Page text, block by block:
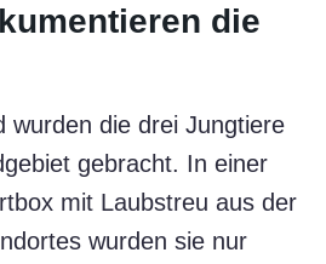
die
wurden die drei Jungtiere
gebracht. In einer
mit Laubstreu aus der
wurden sie nur